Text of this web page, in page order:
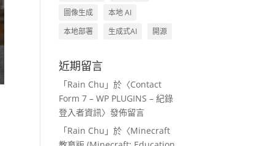
圖像生成
本地 AI
本地部署
生成式AI 開源
近期留言
「Rain Chu 」於〈Contact
Form 7 – WP PLUGINS – 紀錄
登入者資訊〉發佈留言
「Rain Chu 」於〈Minecraft